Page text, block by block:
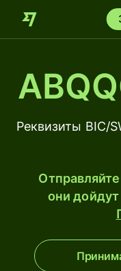
Реквизиты BIC/
они